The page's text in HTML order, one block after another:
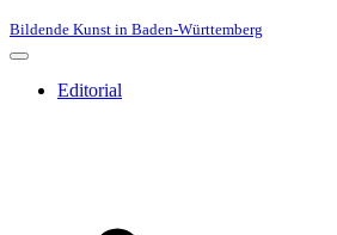
Bildende Kunst in Baden-Württemberg
Navigationsmenü
Editorial